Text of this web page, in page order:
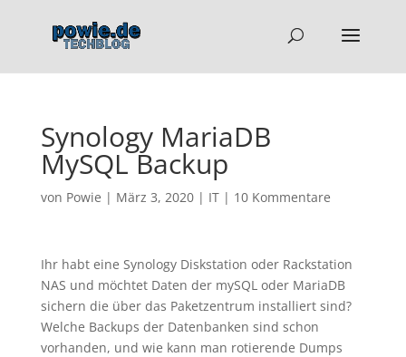
Synology MariaDB
MySQL Backup
von Powie | März 3, 2020| IT| 10 Kommentare
Ihr habt eine Synology Diskstation oder Rackstation
NAS und möchtet Daten der mySQL oder MariaDB
sichern die über das Paketzentrum installiert sind?
Welche Backups der Datenbanken sind schon
vorhanden, und wie kann man rotierende Dumps